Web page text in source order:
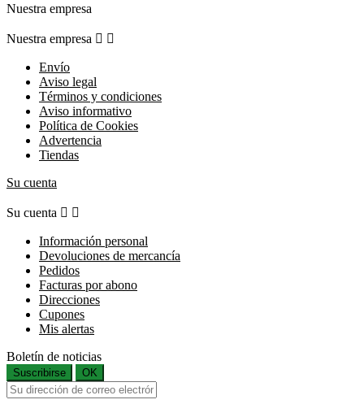
Nuestra empresa
Nuestra empresa  
Envío
Aviso legal
Términos y condiciones
Aviso informativo
Política de Cookies
Advertencia
Tiendas
Su cuenta
Su cuenta  
Información personal
Devoluciones de mercancía
Pedidos
Facturas por abono
Direcciones
Cupones
Mis alertas
Boletín de noticias
Suscribirse OK